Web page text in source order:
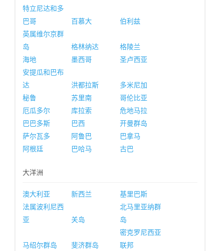
特立尼达和多
巴哥
百慕大
伯利兹
英属维尔京群
岛
格林纳达
格陵兰
海地
墨西哥
圣卢西亚
安提瓜和巴布
达
洪都拉斯
多米尼加
秘鲁
苏里南
哥伦比亚
厄瓜多尔
库拉索
危地马拉
巴巴多斯
巴西
开曼群岛
萨尔瓦多
阿鲁巴
巴拿马
阿根廷
巴哈马 古巴
大洋洲
澳大利亚 新西兰
基里巴斯
法属波利尼西
亚
关岛
北马里亚纳群
岛
马绍尔群岛 斐济群岛
密克罗尼西亚
联邦